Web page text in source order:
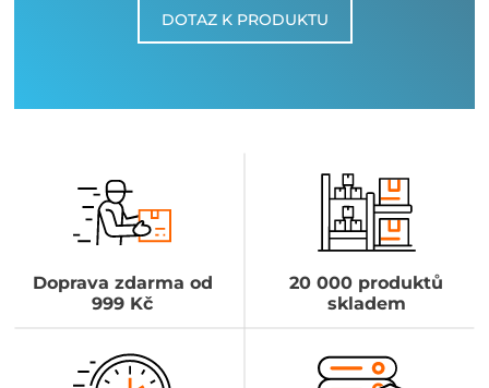
DOTAZ K PRODUKTU
Doprava zdarma od
999 Kč
20 000 produktů
skladem